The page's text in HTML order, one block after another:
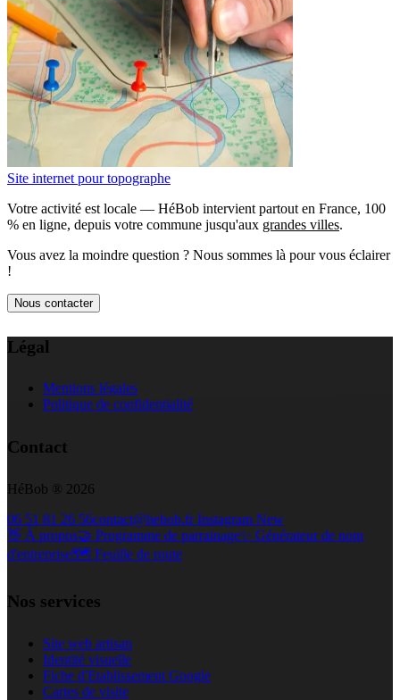
Site internet pour topographe
Votre activité est locale — HéBob intervient partout en France, 100
% en ligne, depuis votre commune jusqu'aux grandes villes.
Vous avez la moindre question ? Nous sommes là pour vous éclairer
!
Nous contacter
Légal
Mentions légales
Politique de confidentialité
Contact
HéBob ® 2026
06 51 81 26 56contact@hebob.frInstagram New
👋 À propos🤝 Programme de parrainage✨ Générateur de nom
d'entreprise🗺️ Feuille de route
Nos services
Site web artisan
Identité visuelle
Fiche d'Etablissement Google
Cartes de visite